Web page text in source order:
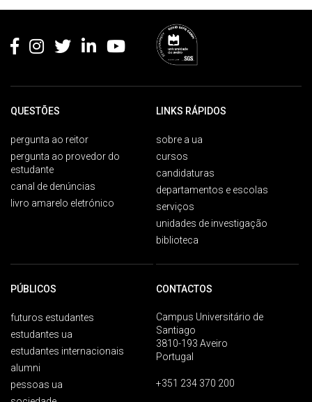
QUESTÕES
pergunta ao reitor
pergunta ao provedor do
estudante
canal de denúncias
livro amarelo eletrónico
LINKS RÁPIDOS
sobre a ua
cursos
candidaturas
departamentos e escolas
serviços
unidades de investigação
biblioteca
PÚBLICOS
futuros estudantes
estudantes ua
estudantes internacionais
alumni
pessoas ua
CONTACTOS
Campus Universitário de
Santiago
3810-193 Aveiro
Portugal
+351 234 370 200